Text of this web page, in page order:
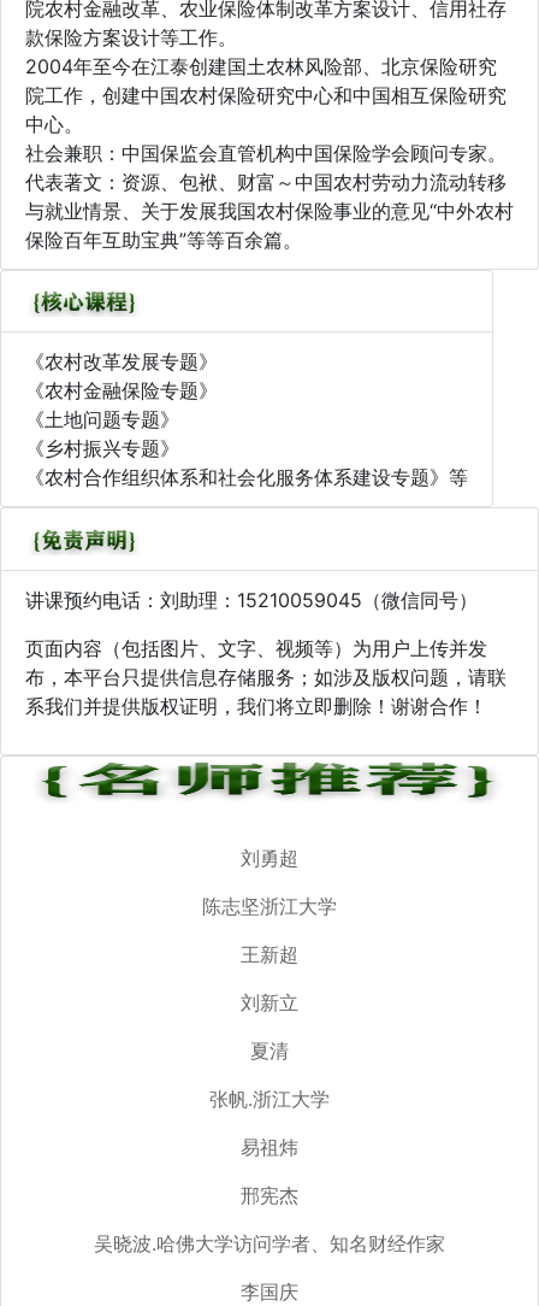
院农村金融改革、农业保险体制改革方案设计、信用社存
款保险方案设计等工作。
2004年至今在江泰创建国土农林风险部、北京保险研究
院工作，创建中国农村保险研究中心和中国相互保险研究
中心。
社会兼职：中国保监会直管机构中国保险学会顾问专家。
代表著文：资源、包袱、财富～中国农村劳动力流动转移
与就业情景、关于发展我国农村保险事业的意见“中外农村
保险百年互助宝典”等等百余篇。
《农村改革发展专题》
《农村金融保险专题》
《土地问题专题》
《乡村振兴专题》
《农村合作组织体系和社会化服务体系建设专题》等
讲课预约电话：刘助理：15210059045（微信同号）
页面内容（包括图片、文字、视频等）为用户上传并发
布，本平台只提供信息存储服务；如涉及版权问题，请联
系我们并提供版权证明，我们将立即删除！谢谢合作！
刘勇超
陈志坚浙江大学
王新超
刘新立
夏清
张帆.浙江大学
易祖炜
邢宪杰
吴晓波.哈佛大学访问学者、知名财经作家
李国庆